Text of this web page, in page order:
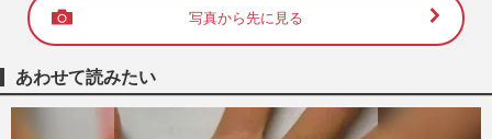
写真から先に見る
あわせて読みたい